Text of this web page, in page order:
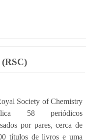
Society of Chemistry
58 periódicos
por pares, cerca de
títulos de livros e uma